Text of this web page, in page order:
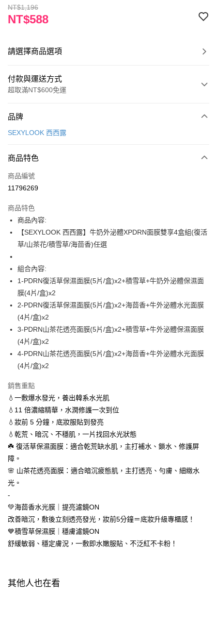
NT$1,196
NT$588
請選擇商品選項
付款與運送方式
超取滿NT$600免運
信用卡一次付款
LINE Pay
Apple Pay
悠遊付
Google Pay
全盈+PAY
AFTEE先享後付
相關說明
【關於「AFTEE先享後付」】
AFTEE先享後付是「在收到商品之後才付款」的支付方式。 讓您購物簡單
便利好安心！
１．簡單：不需註冊會員、不需綁卡、不需儲值。
３．安心：先確認商品／服務後，再付款。
【「AFTEE先享後付」結帳流程】
１．於結帳方式選擇「AFTEE先享後付」後，將跳轉至「AFTEE先享後付」
結帳頁面，進行簡訊認證並確認金額後，即可完成結帳。
３．收到繳費通知簡訊後14天內，點擊此簡訊中的連結，可透過四大超商／
ATM／網路銀行／等多元方式進行付款，方視為交易完成。
※ 請注意：結帳手續完成當下不需立刻繳費，但若您需要取消訂單，請聯絡
購買商品的店家。未經商家同意取消之訂單仍視為有效，需透過AFTEE先享
後付繳納相關費用。
是否繳費成功／繳費後需取消欲退款等相關疑問，請聯繫「AFTEE先享後付
客戶支援中心」https://netprotections.freshdesk.com/support/home
【注意事項】
１．透過由恩沛科技股份有限公司提供之「AFTEE先享後付」服務完成之交
易，需依本服務之必要範圍內提供個人資料，並將交易相關給付款項請求債
https://aftee.tw/terms/#terms3
３．未成年的使用者請事先徵得法定代理人或監護人之同意方可使用
任。
４．使用「AFTEE先享後付」時，將依據個別帳號之用戶狀況，依本公司即
恩沛科技股份有限公司將有權停止該用戶之使用額度並採取法律行動。
ATM付款
運送方式
每筆NT$100，滿NT$600(含以上)免運費
付款後全家取貨
萊爾富取貨付款
每筆NT$100，滿NT$600(含以上)免運費
付款後萊爾富取貨
每筆NT$100，滿NT$600(含以上)免運費
7-11付款取貨
每筆NT$100，滿NT$600(含以上)免運費
每筆NT$100，滿NT$600(含以上)免運費
宅配
每筆NT$100，滿NT$600(含以上)免運費
海外配送
品牌
SEXYLOOK 西西露
商品特色
商品編號
11796269
商品特色
商品內容:
【SEXYLOOK 西西露】牛奶外泌體XPDRN面膜雙享4盒組(復活
草/山茶花/積雪草/海茴香)任選
組合內容:
1-PDRN復活草保濕面膜(5片/盒)x2+積雪草+牛奶外泌體保濕面
膜(4片/盒)x2
2-PDRN復活草保濕面膜(5片/盒)x2+海茴香+牛外泌體水光面膜
(4片/盒)x2
3-PDRN山茶花透亮面膜(5片/盒)x2+積雪草+牛外泌體保濕面膜
(4片/盒)x2
4-PDRN山茶花透亮面膜(5片/盒)x2+海茴香+牛外泌體水光面膜
(4片/盒)x2
銷售重點
💧一敷爆水發光，養出韓系水光肌
💧11 倍濃縮精華，水潤修護一次到位
💧妝前 5 分鐘，底妝服貼到發亮
💧乾荒、暗沉、不穩肌，一片找回水光狀態
☘️ 復活草保濕面膜：適合乾荒缺水肌，主打補水、鎖水、修護屏
障。
🌸 山茶花透亮面膜：適合暗沉疲態肌，主打透亮、勻膚、細緻水
光。
-
💚海茴香水光膜｜提亮濾鏡ON
改善暗沉，敷後立刻透亮發光，妝前5分鐘＝底妝升級專櫃感！
💙積雪草保濕膜｜穩膚濾鏡ON
舒緩敏弱、穩定膚況，一敷即水嫩服貼、不泛紅不卡粉！
其他人也在看